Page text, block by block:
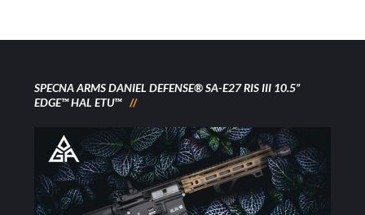
SPECNA ARMS DANIEL DEFENSE® SA-E27 RIS III 10.5”
EDGE™ HAL ETU™